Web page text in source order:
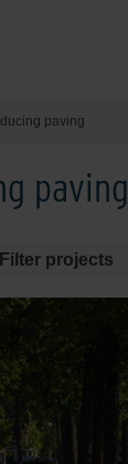
paving
paving
Filter projects